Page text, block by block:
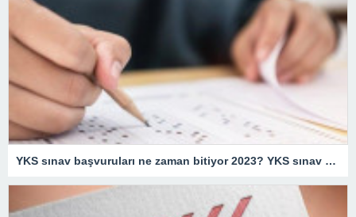
YKS sınav başvuruları ne zaman bitiyor 2023? YKS sınav yerleri n zaman açıklanacak 2023?